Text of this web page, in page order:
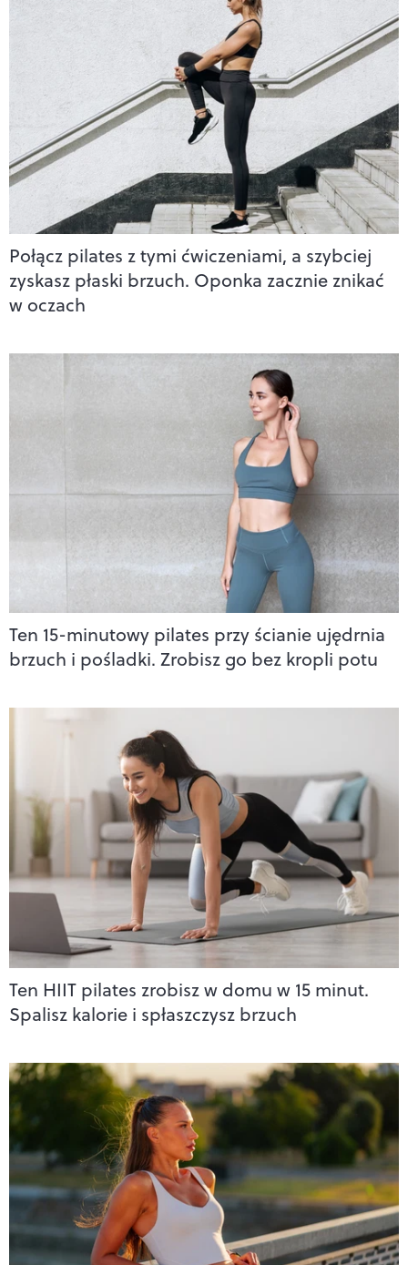
Połącz pilates z tymi ćwiczeniami, a szybciej
zyskasz płaski brzuch. Oponka zacznie znikać
w oczach
Ten 15-minutowy pilates przy ścianie ujędrnia
brzuch i pośladki. Zrobisz go bez kropli potu
Ten HIIT pilates zrobisz w domu w 15 minut.
Spalisz kalorie i spłaszczysz brzuch